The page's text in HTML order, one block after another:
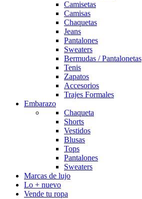
Camisetas
Camisas
Chaquetas
Jeans
Pantalones
Sweaters
Bermudas / Pantalonetas
Tenis
Zapatos
Accesorios
Trajes Formales
Embarazo
Chaqueta
Shorts
Vestidos
Blusas
Tops
Pantalones
Sweaters
Marcas de lujo
Lo + nuevo
Vende tu ropa